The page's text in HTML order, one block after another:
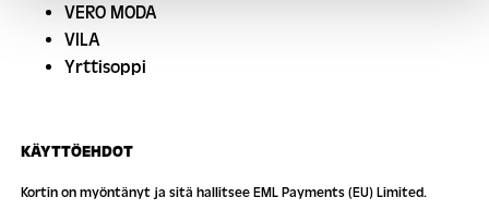
VERO MODA
VILA
Yrttisoppi
KÄYTTÖEHDOT
Kortin on myöntänyt ja sitä hallitsee EML Payments (EU) Limited.